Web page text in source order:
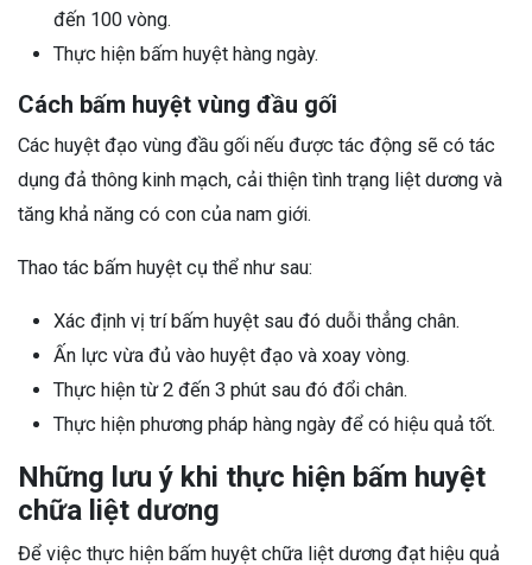
đến 100 vòng.
Thực hiện bấm huyệt hàng ngày.
Cách bấm huyệt vùng đầu gối
Các huyệt đạo vùng đầu gối nếu được tác động sẽ có tác
dụng đả thông kinh mạch, cải thiện tình trạng liệt dương và
tăng khả năng có con của nam giới.
Thao tác bấm huyệt cụ thể như sau:
Xác định vị trí bấm huyệt sau đó duỗi thẳng chân.
Ấn lực vừa đủ vào huyệt đạo và xoay vòng.
Thực hiện từ 2 đến 3 phút sau đó đổi chân.
Thực hiện phương pháp hàng ngày để có hiệu quả tốt.
Những lưu ý khi thực hiện bấm huyệt
chữa liệt dương
Để việc thực hiện bấm huyệt chữa liệt dương đạt hiệu quả